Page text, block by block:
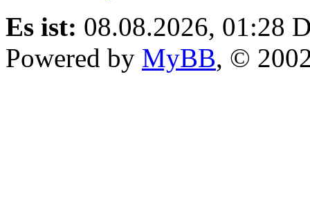
Es ist: 08.08.2026, 01:28
Powered by MyBB, ©